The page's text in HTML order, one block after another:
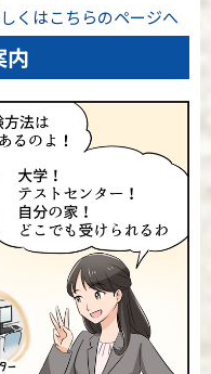
くはこちらのページへ
内